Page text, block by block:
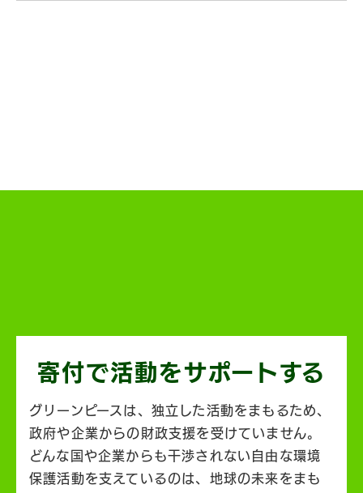
寄付で活動をサポートする
グリーンピースは、独立した活動をまもるため、
政府や企業からの財政支援を受けていません。
どんな国や企業からも干渉されない自由な環境
保護活動を支えているのは、地球の未来をまも